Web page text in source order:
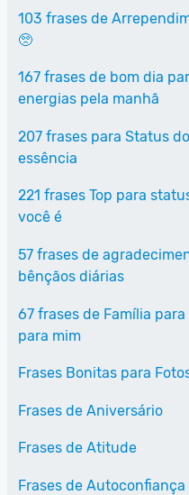
103 frases de
🥺
167 frases de bom dia
energias pela manhã
207 frases para Status
essência
221 frases Top para
você é
57 frases de
bênçãos diárias
67 frases de Família
para mim
Frases Bonitas para
Frases de Aniversário
Frases de Atitude
Frases de Autoconfiança